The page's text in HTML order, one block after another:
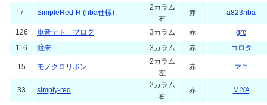
7 SimpleRed-R (nba仕様)
2カラム
右
赤 a823nba
126 重音テト ブログ 3カラム 赤
grc
116
渡来 3カラム 赤 コロタ
15 モノクロリボン
2カラム
左
赤 マユ
33 simply-red
2カラム
右
赤 MIYA